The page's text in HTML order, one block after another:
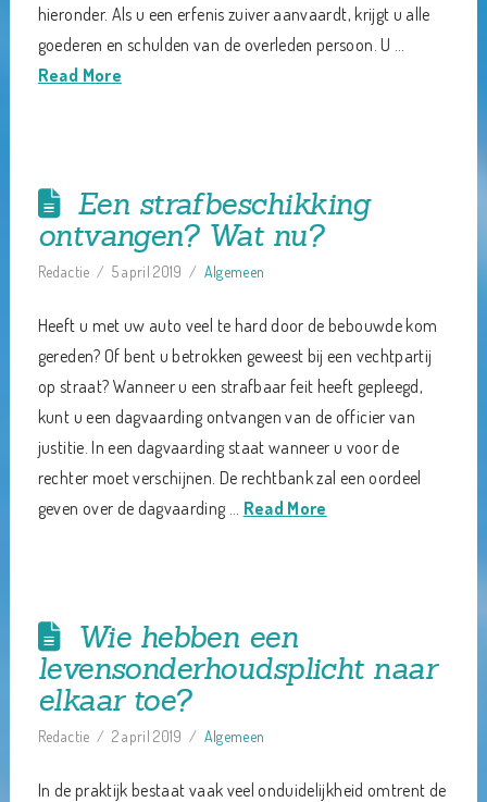
hieronder. Als u een erfenis zuiver aanvaardt, krijgt u alle
goederen en schulden van de overleden persoon. U …
Read More
Een strafbeschikking
ontvangen? Wat nu?
Redactie 5 april 2019 Algemeen
Heeft u met uw auto veel te hard door de bebouwde kom
gereden? Of bent u betrokken geweest bij een vechtpartij
op straat? Wanneer u een strafbaar feit heeft gepleegd,
kunt u een dagvaarding ontvangen van de officier van
justitie. In een dagvaarding staat wanneer u voor de
rechter moet verschijnen. De rechtbank zal een oordeel
geven over de dagvaarding … Read More
Wie hebben een
levensonderhoudsplicht naar
elkaar toe?
Redactie 2 april 2019 Algemeen
In de praktijk bestaat vaak veel onduidelijkheid omtrent de